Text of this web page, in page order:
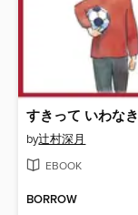
by辻村深月
EBOOK
BORROW